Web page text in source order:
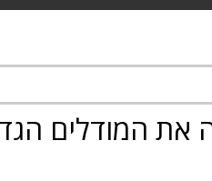
את המודלים